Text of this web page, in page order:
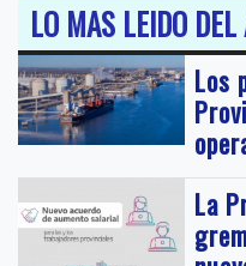
LO MAS LEIDO
Los
La